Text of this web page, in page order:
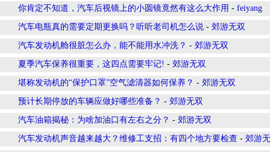
你肯定不知道，汽车后视镜上的小圆镜竟然有这么大作用 - feiyang
汽车电瓶真的需要定期更换吗？听听老司机怎么说 - 郊游无双
汽车发动机舱很脏怎么办，能不能用水冲洗？ - 郊游无双
夏季汽车保养很重要，这四点需要牢记! - 郊游无双
堪称发动机的“保护口罩”空气滤清器如何保养？ - 郊游无双
预计长期停放的车辆应做好哪些准备？ - 郊游无双
汽车油箱揭秘：为啥加油口有左右之分？ - 郊游无双
汽车发动机声音越来越大？维修工支招：有四个地方要检查 - 郊游